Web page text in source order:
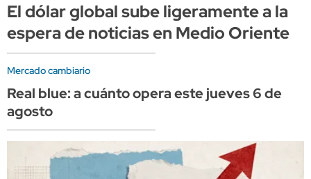
El dólar global sube ligeramente a la
espera de noticias en Medio Oriente
Mercado cambiario
Real blue: a cuánto opera este jueves 6 de
agosto